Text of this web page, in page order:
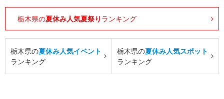
栃木県の夏休み人気夏祭り ランキング
栃木県の夏休み人気イベント
ランキング
栃木県の夏休み人気スポット
ランキング